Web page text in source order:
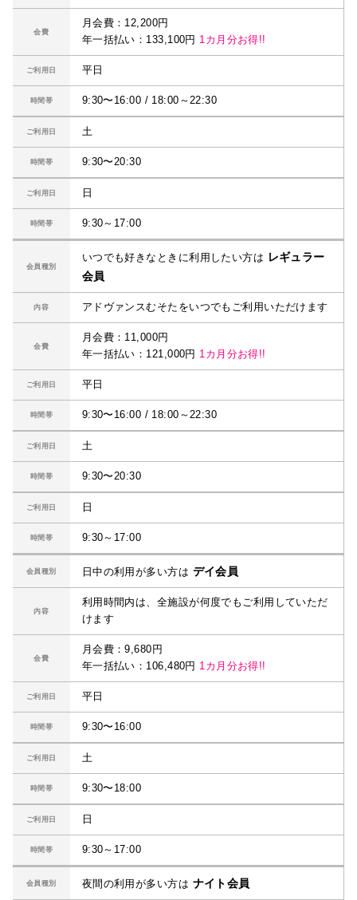
会費
月会費：12,200円
年一括払い：133,100円 1カ月分お得!!
ご利用日 平日
時間帯 9:30〜16:00 / 18:00～22:30
ご利用日 土
時間帯 9:30〜20:30
ご利用日 日
時間帯 9:30～17:00
会員種別
いつでも好きなときに利用したい方は レギュラー
会員
内容 アドヴァンスむそたをいつでもご利用いただけます
会費
月会費：11,000円
年一括払い：121,000円 1カ月分お得!!
ご利用日 平日
時間帯 9:30〜16:00 / 18:00～22:30
ご利用日 土
時間帯 9:30〜20:30
ご利用日 日
時間帯 9:30～17:00
会員種別 日中の利用が多い方は デイ会員
内容
利用時間内は、全施設が何度でもご利用していただ
けます
会費
月会費：9,680円
年一括払い：106,480円 1カ月分お得!!
ご利用日 平日
時間帯 9:30〜16:00
ご利用日 土
時間帯 9:30〜18:00
ご利用日 日
時間帯 9:30～17:00
会員種別 夜間の利用が多い方は ナイト会員